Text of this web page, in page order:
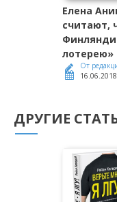
Елена
считают,
лотерею»
От
ДРУГИЕ